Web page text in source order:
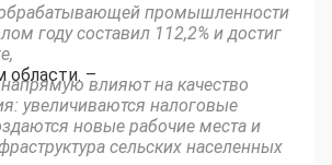
промышленности
году составил 112,2% и достиг
области. –
напрямую влияют на качество
увеличиваются налоговые
новые рабочие места и
сельских населенных